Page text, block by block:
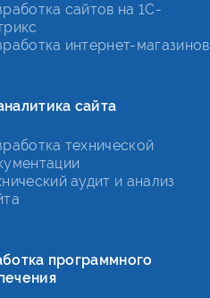
сайтов на 1С-
интернет-магазинов
сайта
технической
аудит и анализ
программного